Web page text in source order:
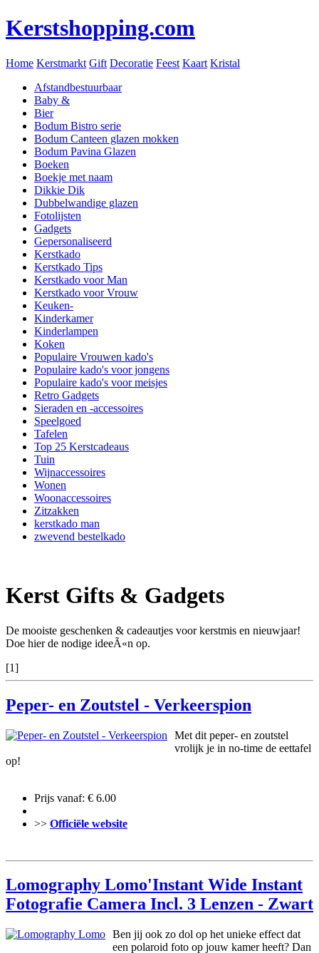
Kerstshopping.com
Home Kerstmarkt Gift Decoratie Feest Kaart Kristal
Afstandbestuurbaar
Baby &
Bier
Bodum Bistro serie
Bodum Canteen glazen mokken
Bodum Pavina Glazen
Boeken
Boekje met naam
Dikkie Dik
Dubbelwandige glazen
Fotolijsten
Gadgets
Gepersonaliseerd
Kerstkado
Kerstkado Tips
Kerstkado voor Man
Kerstkado voor Vrouw
Keuken-
Kinderkamer
Kinderlampen
Koken
Populaire Vrouwen kado's
Populaire kado's voor jongens
Populaire kado's voor meisjes
Retro Gadgets
Sieraden en -accessoires
Speelgoed
Tafelen
Top 25 Kerstcadeaus
Tuin
Wijnaccessoires
Wonen
Woonaccessoires
Zitzakken
kerstkado man
zwevend bestelkado
Kerst Gifts & Gadgets
De mooiste geschenken & cadeautjes voor kerstmis en nieuwjaar!
Doe hier de nodige ideeÃ«n op.
[1]
Peper- en Zoutstel - Verkeerspion
Met dit peper- en zoutstel
vrolijk je in no-time de eettafel
op!
Prijs vanaf: € 6.00
>> Officiële website
Lomography Lomo'Instant Wide Instant
Fotografie Camera Incl. 3 Lenzen - Zwart
Ben jij ook zo dol op het unieke effect dat
een polaroid foto op jouw kamer heeft? Dan